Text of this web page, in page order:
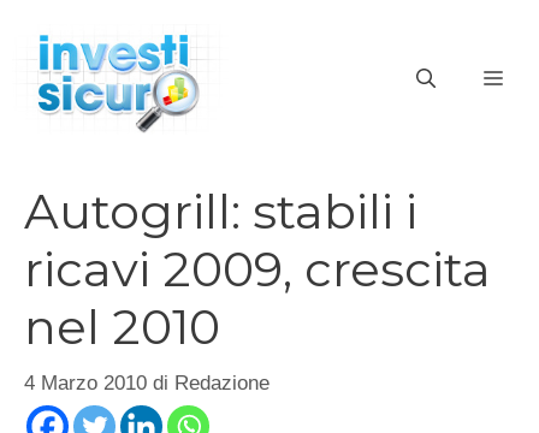
contenuto
Autogrill: stabili i
ricavi 2009, crescita
nel 2010
4 Marzo 2010 di Redazione